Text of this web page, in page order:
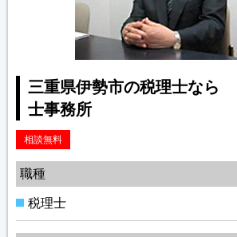
三重県伊勢市の税理士な
士事務所
相談無料
職種
税理士